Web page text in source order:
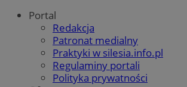
Portal
Redakcja
Patronat medialny
Praktyki w silesia.info.pl
Regulaminy portali
Polityka prywatności